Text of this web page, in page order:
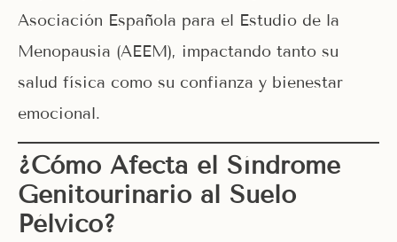
Asociación Española para el Estudio de la
Menopausia (AEEM), impactando tanto su
salud física como su confianza y bienestar
emocional.
¿Cómo Afecta el Síndrome
Genitourinario al Suelo
Pélvico?